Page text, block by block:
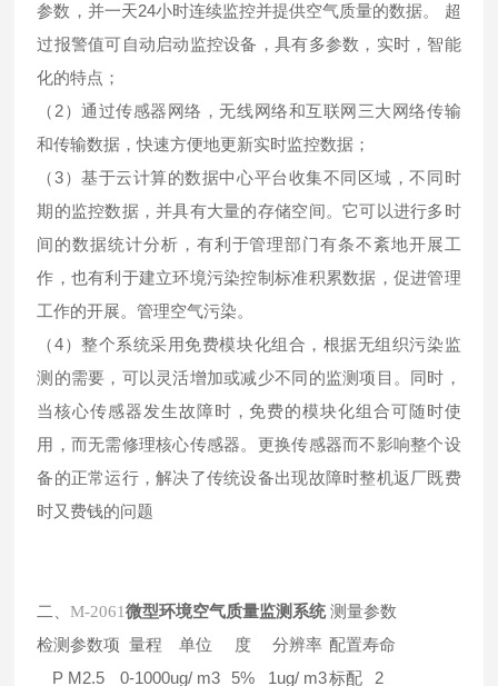
参数，并一天24小时连续监控并提供空气质量的数据。 超
过报警值可自动启动监控设备，具有多参数，实时，智能
化的特点；
（2）通过传感器网络，无线网络和互联网三大网络传输
和传输数据，快速方便地更新实时监控数据；
（3）基于云计算的数据中心平台收集不同区域，不同时
期的监控数据，并具有大量的存储空间。它可以进行多时
间的数据统计分析，有利于管理部门有条不紊地开展工
作，也有利于建立环境污染控制标准积累数据，促进管理
工作的开展。管理空气污染。
（4）整个系统采用免费模块化组合，根据无组织污染监
测的需要，可以灵活增加或减少不同的监测项目。同时，
当核心传感器发生故障时，免费的模块化组合可随时使
用，而无需修理核心传感器。更换传感器而不影响整个设
备的正常运行，解决了传统设备出现故障时整机返厂既费
时又费钱的问题
二、M-2061微型环境空气质量监测系统 测量参数
检测参数项 量程 单位 度 分辨率 配置寿命
P M2.5
0-1000ug/ m3 5% 1ug/ m3标配 2